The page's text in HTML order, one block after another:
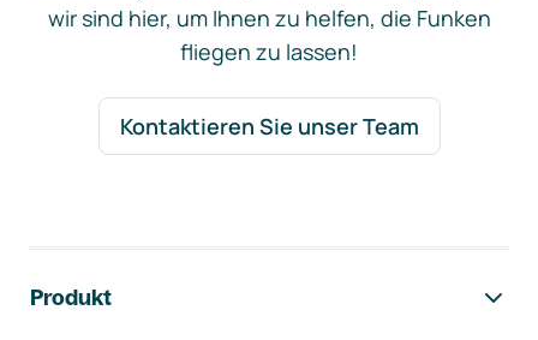
wir sind hier, um Ihnen zu helfen, die Funken
fliegen zu lassen!
Kontaktieren Sie unser Team
Produkt